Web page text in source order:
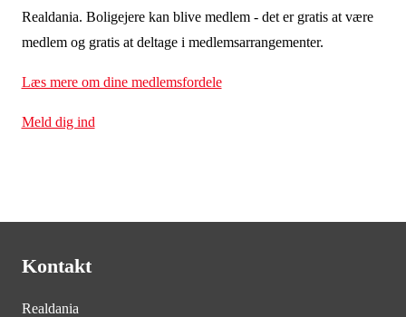
Realdania. Boligejere kan blive medlem - det er gratis at være
medlem og gratis at deltage i medlemsarrangementer.
Læs mere om dine medlemsfordele
Meld dig ind
Kontakt
Realdania